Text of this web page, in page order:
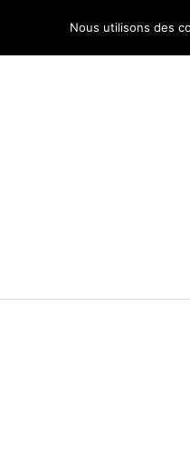
Nous utilisons des